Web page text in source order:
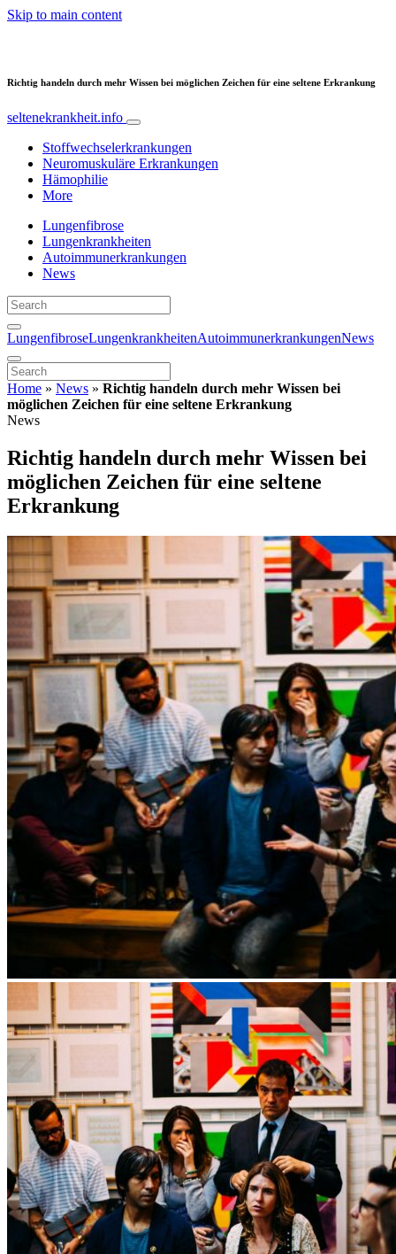
Skip to main content
Richtig handeln durch mehr Wissen bei möglichen Zeichen für eine seltene Erkrankung
seltenekrankheit.info
Stoffwechselerkrankungen
Neuromuskuläre Erkrankungen
Hämophilie
More
Lungenfibrose
Lungenkrankheiten
Autoimmunerkrankungen
News
LungenfibroseLungenkrankheitenAutoimmunerkrankungenNews
Home » News » Richtig handeln durch mehr Wissen bei
möglichen Zeichen für eine seltene Erkrankung
News
Richtig handeln durch mehr Wissen bei
möglichen Zeichen für eine seltene
Erkrankung